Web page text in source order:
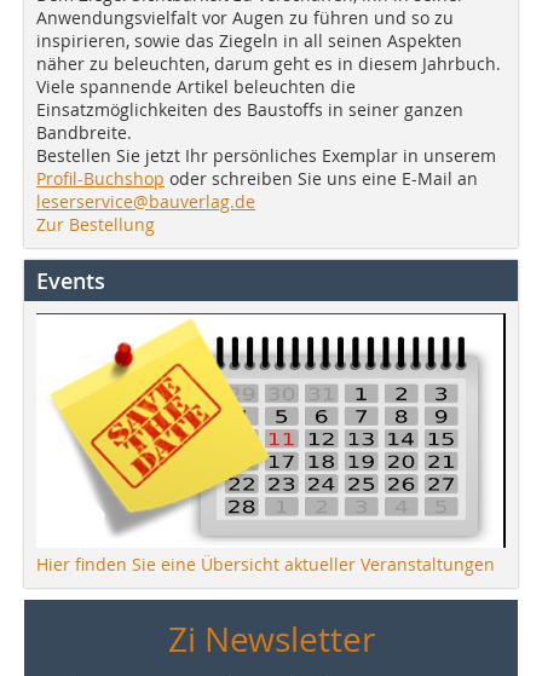
Anwendungsvielfalt vor Augen zu führen und so zu
inspirieren, sowie das Ziegeln in all seinen Aspekten
näher zu beleuchten, darum geht es in diesem Jahrbuch.
Viele spannende Artikel beleuchten die
Einsatzmöglichkeiten des Baustoffs in seiner ganzen
Bandbreite.
Bestellen Sie jetzt Ihr persönliches Exemplar in unserem
Profil-Buchshop oder schreiben Sie uns eine E-Mail an
leserservice@bauverlag.de
Zur Bestellung
Events
Hier finden Sie eine Übersicht aktueller Veranstaltungen
Zi Newsletter